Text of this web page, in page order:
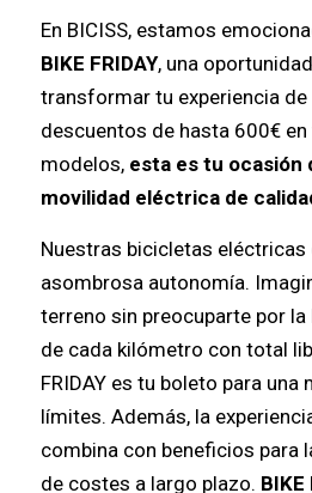
En BICISS, estamos
BIKE FRIDAY, una
transformar tu experiencia
descuentos de hasta 600€
modelos, esta es tu ocasión
movilidad eléctrica de
Nuestras bicicletas eléctricas
asombrosa autonomía.
terreno sin preocuparte por
de cada kilómetro con total
FRIDAY es tu boleto para una
límites. Además, la
combina con beneficios para
de costes a largo plazo. BIKE